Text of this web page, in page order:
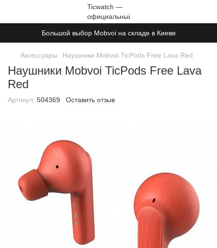
Большой выбор Mobvoi на складе в Киеве
Аксессуары Наушники Mobvoi TicPods Free Lava Red
Наушники Mobvoi TicPods Free Lava
Red
Артикул: 504369 Оставить отзыв